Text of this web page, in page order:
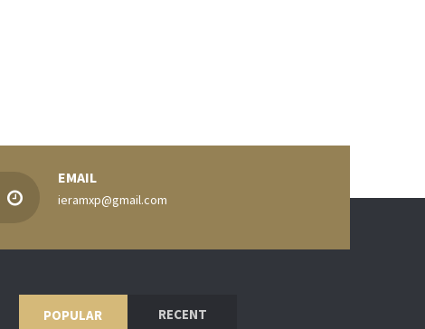
EMAIL
ieramxp@gmail.com
POPULAR RECENT